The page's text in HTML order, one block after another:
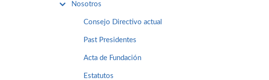
Nosotros
Consejo Directivo actual
Past Presidentes
Acta de Fundación
Estatutos